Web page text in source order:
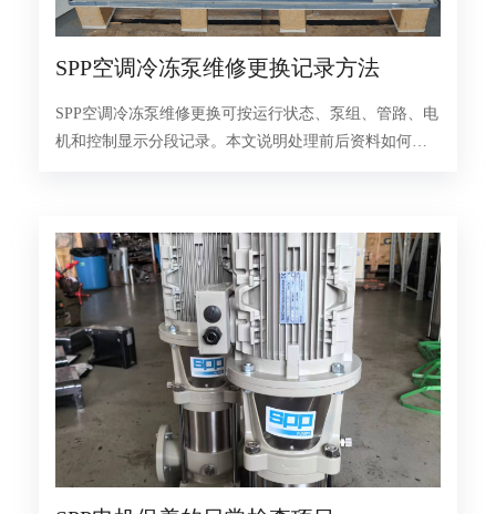
SPP空调冷冻泵维修更换记录方法
SPP空调冷冻泵维修更换可按运行状态、泵组、管路、电
机和控制显示分段记录。本文说明处理前后资料如何对